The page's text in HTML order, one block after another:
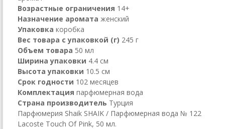
Возрастные ограничения 14+
Назначение аромата женский
Упаковка коробка
Вес товара с упаковкой (г) 245 г
Объем товара 50 мл
Ширина упаковки 4.4 см
Высота упаковки 10.5 см
Срок годности 102 месяцев
Комплектация парфюмерная вода
Страна производитель Турция
Парфюмерия Shaik SHAIK / Парфюмерная вода № 122
Lacoste Touch Of Pink, 50 мл.